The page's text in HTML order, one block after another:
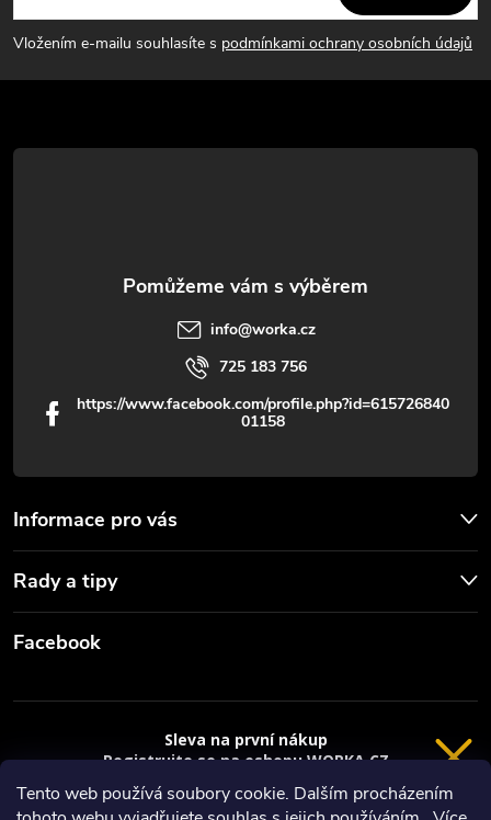
Tento web používá soubory cookie. Dalším procházením
p
a
t
Vložením e-mailu souhlasíte s podmínkami ochrany osobních údajů
Informace pro vás
Rady a tipy
info@worka.cz
725 183 756
https://www.facebook.com/profile.php?id=615726840
01158
Facebook
Sleva na první nákup
Registrujte se na eshopu WORKA.CZ
sleva 100 Kč* na nákup je Vaše.